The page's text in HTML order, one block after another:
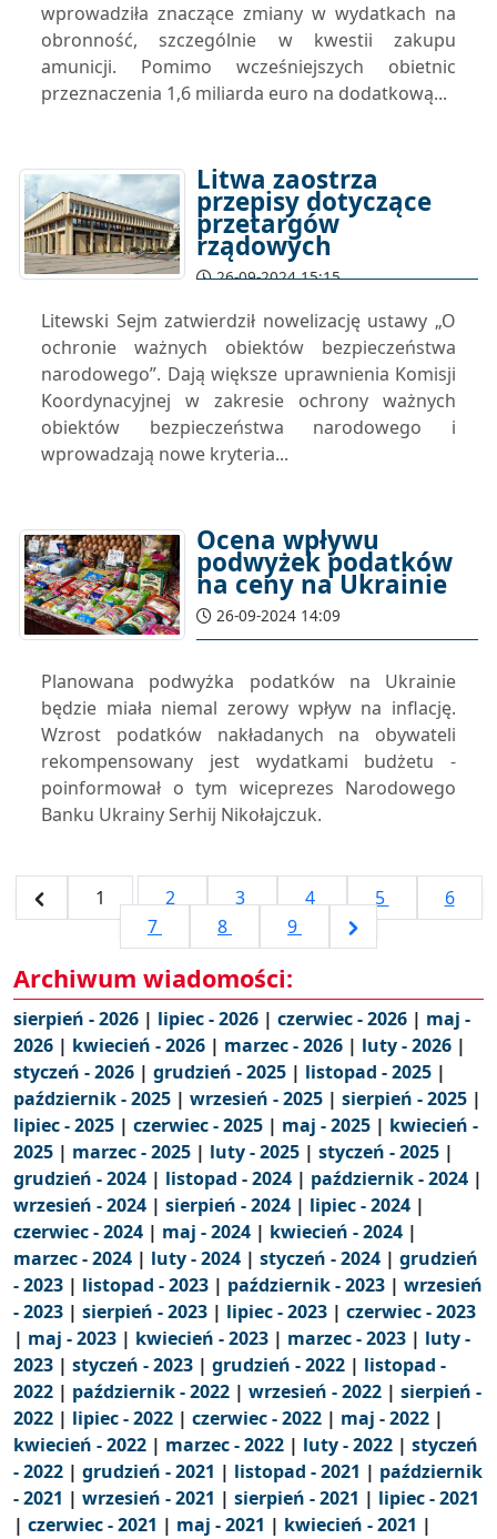
wprowadziła znaczące zmiany w wydatkach na
obronność, szczególnie w kwestii zakupu
amunicji. Pomimo wcześniejszych obietnic
przeznaczenia 1,6 miliarda euro na dodatkową...
Litwa zaostrza
przepisy dotyczące
przetargów
rządowych
26-09-2024 15:15
Litewski Sejm zatwierdził nowelizację ustawy „O
ochronie ważnych obiektów bezpieczeństwa
narodowego”. Dają większe uprawnienia Komisji
Koordynacyjnej w zakresie ochrony ważnych
obiektów bezpieczeństwa narodowego i
wprowadzają nowe kryteria...
Ocena wpływu
podwyżek podatków
na ceny na Ukrainie
26-09-2024 14:09
Planowana podwyżka podatków na Ukrainie
będzie miała niemal zerowy wpływ na inflację.
Wzrost podatków nakładanych na obywateli
rekompensowany jest wydatkami budżetu -
poinformował o tym wiceprezes Narodowego
Banku Ukrainy Serhij Nikołajczuk.
1 2 3 4 5
6
7
8 9
Archiwum wiadomości:
sierpień - 2026 | lipiec - 2026 | czerwiec - 2026 | maj -
2026 | kwiecień - 2026 | marzec - 2026 | luty - 2026 |
styczeń - 2026 | grudzień - 2025 | listopad - 2025 |
październik - 2025 | wrzesień - 2025 | sierpień - 2025 |
lipiec - 2025 | czerwiec - 2025 | maj - 2025 | kwiecień -
2025 | marzec - 2025 | luty - 2025 | styczeń - 2025 |
grudzień - 2024 | listopad - 2024 | październik - 2024 |
wrzesień - 2024 | sierpień - 2024 | lipiec - 2024 |
czerwiec - 2024 | maj - 2024 | kwiecień - 2024 |
marzec - 2024 | luty - 2024 | styczeń - 2024 | grudzień
- 2023 | listopad - 2023 | październik - 2023 | wrzesień
- 2023 | sierpień - 2023 | lipiec - 2023 | czerwiec - 2023
| maj - 2023 | kwiecień - 2023 | marzec - 2023 | luty -
2023 | styczeń - 2023 | grudzień - 2022 | listopad -
2022 | październik - 2022 | wrzesień - 2022 | sierpień -
2022 | lipiec - 2022 | czerwiec - 2022 | maj - 2022 |
kwiecień - 2022 | marzec - 2022 | luty - 2022 | styczeń
- 2022 | grudzień - 2021 | listopad - 2021 | październik
- 2021 | wrzesień - 2021 | sierpień - 2021 | lipiec - 2021
| czerwiec - 2021 | maj - 2021 | kwiecień - 2021 |